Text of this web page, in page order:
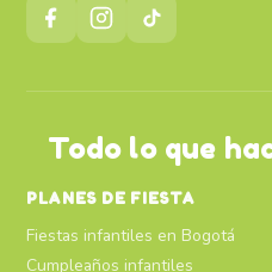
Todo lo que
PLANES DE FIESTA
Fiestas infantiles en Bogotá
Cumpleaños infantiles